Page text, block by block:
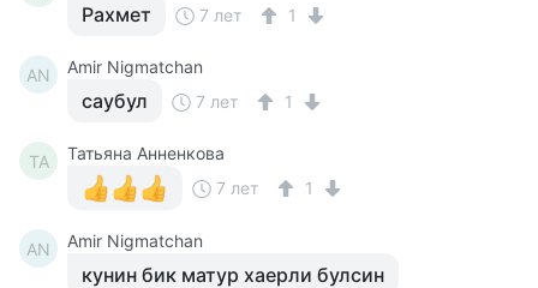
Рахмет 7 лет 1
AN Amir Nigmatchan
саубул 7 лет 1
ТА
Татьяна Анненкова
7 лет
1
AN Amir Nigmatchan
кунин бик матур хаерли булсин